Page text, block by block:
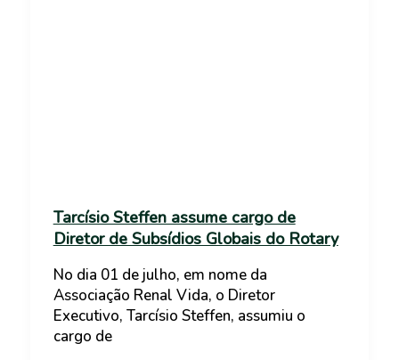
Tarcísio Steffen assume cargo de
Diretor de Subsídios Globais do Rotary
No dia 01 de julho, em nome da
Associação Renal Vida, o Diretor
Executivo, Tarcísio Steffen, assumiu o
cargo de